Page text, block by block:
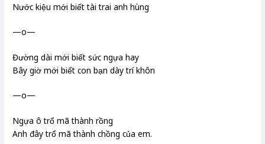
Nước kiệu mới biết tài trai anh hùng
—o—
Đường dài mới biết sức ngựa hay
Bây giờ mới biết con bạn dày trí khôn
—o—
Ngựa ô trổ mã thành rồng
Anh đây trổ mã thành chồng của em.